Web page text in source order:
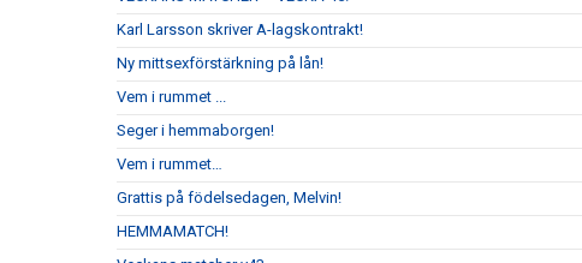
Karl Larsson skriver A-lagskontrakt!
Ny mittsexförstärkning på lån!
Vem i rummet ...
Seger i hemmaborgen!
Vem i rummet…
Grattis på födelsedagen, Melvin!
HEMMAMATCH!